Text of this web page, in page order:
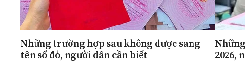
Những trường hợp sau không được sang
tên sổ đỏ, người dân cần biết
2026,